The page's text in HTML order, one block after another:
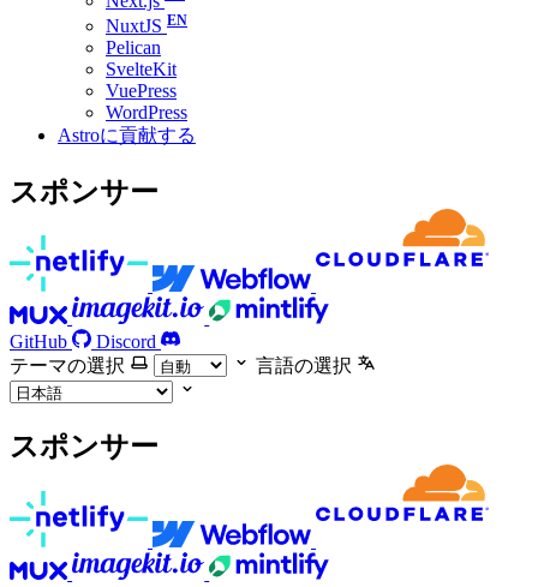
NuxtJS
Pelican
SvelteKit
VuePress
WordPress
Astroに貢献する
スポンサー
GitHub
Discord
テーマの選択
言語の選択
スポンサー